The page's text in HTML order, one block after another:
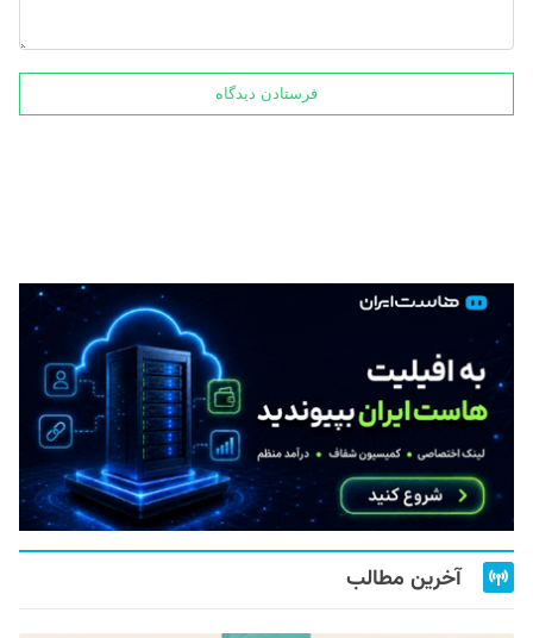
آخرین مطالب